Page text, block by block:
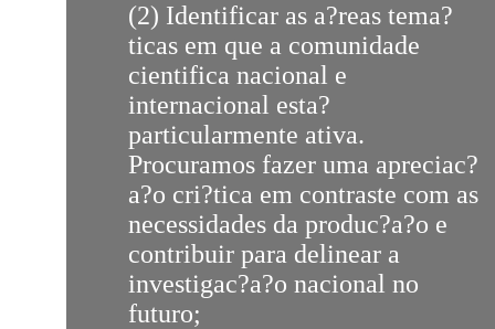
(2) Identificar as a?reas tema?
ticas em que a comunidade
cientifica nacional e
internacional esta?
particularmente ativa.
Procuramos fazer uma apreciac?
a?o cri?tica em contraste com as
necessidades da produc?a?o e
contribuir para delinear a
investigac?a?o nacional no
futuro;